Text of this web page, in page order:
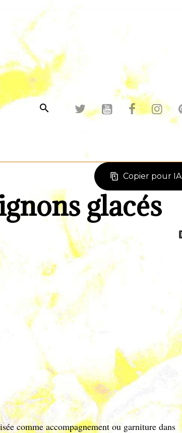
Copier pour IA
glacés
comme accompagnement ou garniture dans